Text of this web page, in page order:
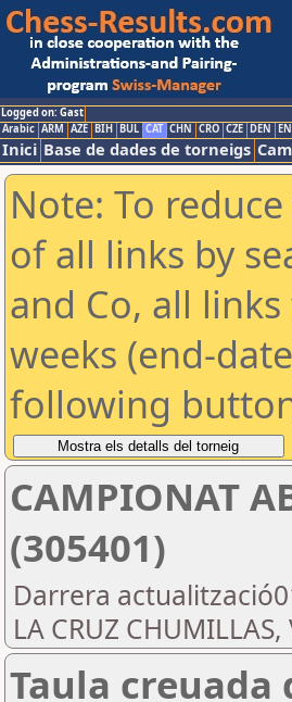
Logged on: Gast
Arabic ARM AZE BIH BUL CAT CHN CRO CZE DEN
Inici Base de dades de torneigs
Note: To
of all links by
and Co, all
weeks (end-
following
CAMPIONAT
(305401)
Darrera
LA CRUZ
Taula creuada